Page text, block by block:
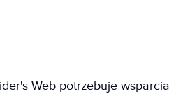
Web potrzebuje wsparcia